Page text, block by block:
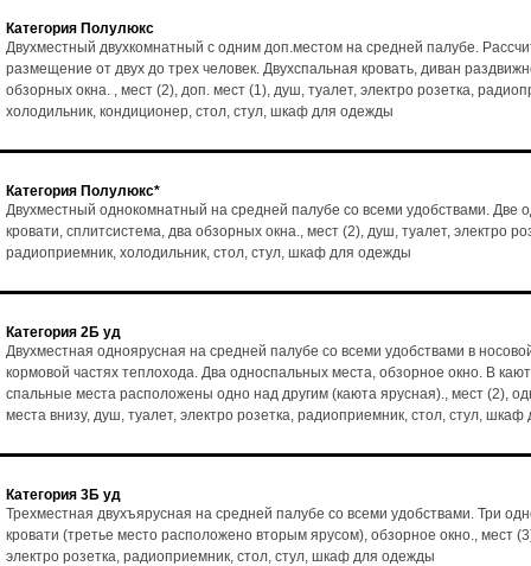
Категория Полулюкс
Двухместный двухкомнатный с одним доп.местом на средней палубе.
размещение от двух до трех человек. Двухспальная кровать, диван
обзорных окна. , мест (2), доп. мест (1), душ, туалет, электро розетка,
холодильник, кондиционер, стол, стул, шкаф для одежды
Категория Полулюкс*
Двухместный однокомнатный на средней палубе со всеми удобствами. Две
кровати, сплитсистема, два обзорных окна., мест (2), душ, туалет, электро
радиоприемник, холодильник, стол, стул, шкаф для одежды
Категория 2Б уд
Двухместная одноярусная на средней палубе со всеми удобствами в
кормовой частях теплохода. Два односпальных места, обзорное окно. В
спальные места расположены одно над другим (каюта ярусная)., мест (2),
места внизу, душ, туалет, электро розетка, радиоприемник, стол, стул,
Категория 3Б уд
Трехместная двухъярусная на средней палубе со всеми удобствами. Три
кровати (третье место расположено вторым ярусом), обзорное окно., мест
электро розетка, радиоприемник, стол, стул, шкаф для одежды